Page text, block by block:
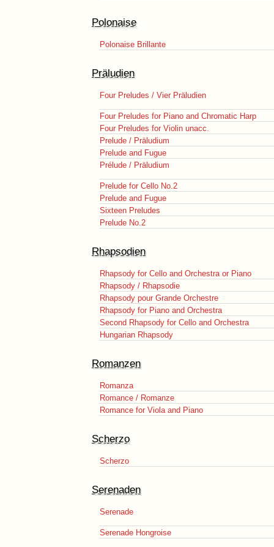
Polonaise
Polonaise Brillante
Präludien
Four Preludes / Vier Präludien
Four Preludes for Piano and Chromatic Harp
Four Preludes for Violin unacc.
Prelude / Präludium
Prelude and Fugue
Prélude / Präludium
Prelude for Cello No.2
Prelude and Fugue
Sixteen Preludes
Prelude No.2
Rhapsodien
Rhapsody for Cello and Orchestra or Piano
Rhapsody / Rhapsodie
Rhapsody pour Grande Orchestre
Rhapsody for Piano and Orchestra
Second Rhapsody for Cello and Orchestra
Hungarian Rhapsody
Romanzen
Romanza
Romance / Romanze
Romance for Viola and Piano
Scherzo
Scherzo
Serenaden
Serenade
Serenade Hongroise